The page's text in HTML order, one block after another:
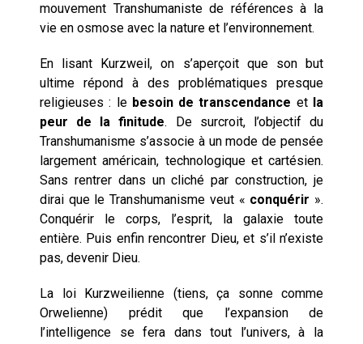
mouvement Transhumaniste de références à la
vie en osmose avec la nature et l’environnement.
En lisant Kurzweil, on s’aperçoit que son but
ultime répond à des problématiques presque
religieuses : le besoin de transcendance et la
peur de la finitude. De surcroit, l’objectif du
Transhumanisme s’associe à un mode de pensée
largement américain, technologique et cartésien.
Sans rentrer dans un cliché par construction, je
dirai que le Transhumanisme veut « conquérir ».
Conquérir le corps, l’esprit, la galaxie toute
entière. Puis enfin rencontrer Dieu, et s’il n’existe
pas, devenir Dieu.
La loi Kurzweilienne (tiens, ça sonne comme
Orwelienne) prédit que l’expansion de
l’intelligence se fera dans tout l’univers, à la